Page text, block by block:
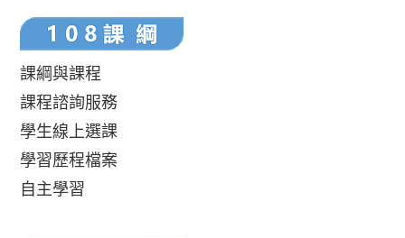
課綱與課程
課程諮詢服務
學生線上選課
學習歷程檔案
自主學習